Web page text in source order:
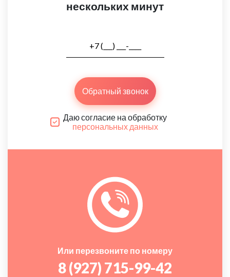
нескольких минут
Обратный звонок
Даю согласие на обработку
персональных данных
Или перезвоните по номеру
8 (927) 715-99-42